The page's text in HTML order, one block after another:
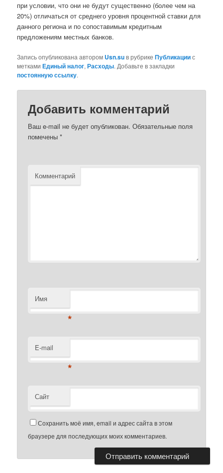
при условии, что они не будут существенно (более чем на
20%) отличаться от среднего уровня процентной ставки для
данного региона и по сопоставимым кредитным
предложениям местных банков.
Запись опубликована автором Usn.suв рубрикеПубликациис
меткамиЕдиный налог,Расходы. Добавьте в закладки
постоянную ссылку.
Добавить комментарий
Ваш e-mail не будет опубликован. Обязательные поля
помечены*
Комментарий
Имя
*
E-mail
*
Сайт
Сохранить моё имя, email и адрес сайта в этом
браузере для последующих моих комментариев.